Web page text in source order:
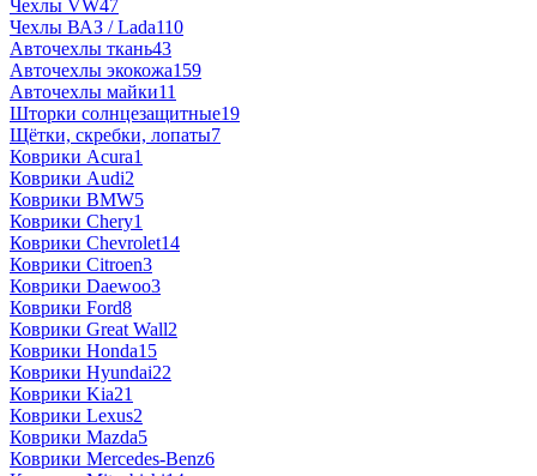
Чехлы VW47
Чехлы ВАЗ / Lada110
Авточехлы ткань43
Авточехлы экокожа159
Авточехлы майки11
Шторки солнцезащитные19
Щётки, скребки, лопаты7
Коврики Acura1
Коврики Audi2
Коврики BMW5
Коврики Chery1
Коврики Chevrolet14
Коврики Citroen3
Коврики Daewoo3
Коврики Ford8
Коврики Great Wall2
Коврики Honda15
Коврики Hyundai22
Коврики Kia21
Коврики Lexus2
Коврики Mazda5
Коврики Mercedes-Benz6